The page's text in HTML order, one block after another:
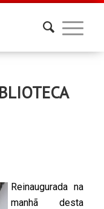
Reinaugurada na
manhã desta